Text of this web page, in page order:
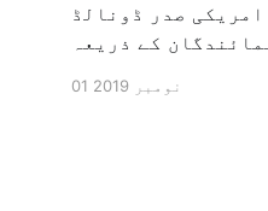
امریکی صدر ڈونالڈ
کے ذریعہ
میں اپنی مذمت کا
01 نومبر 2019